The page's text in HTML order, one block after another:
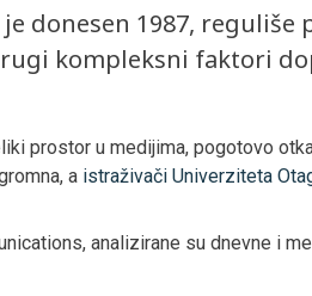
donesen 1987,
kompleksni faktori
prostor u medijima, pogotovo
a istraživači Univerziteta
analizirane su dnevne i